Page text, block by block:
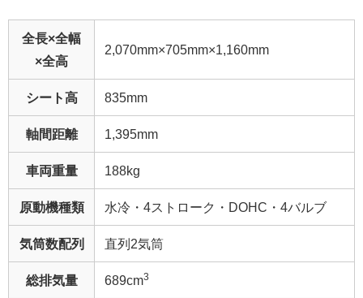
全長×全幅
×全高
2,070mm×705mm×1,160mm
シート高 835mm
軸間距離 1,395mm
車両重量 188kg
原動機種類 水冷・4ストローク・DOHC・4バルブ
気筒数配列 直列2気筒
総排気量 689cm3